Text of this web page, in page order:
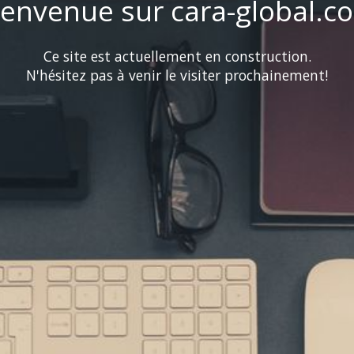
sur cara-
Ce site est actuellement en construction.
N'hésitez pas à venir le visiter prochainement!